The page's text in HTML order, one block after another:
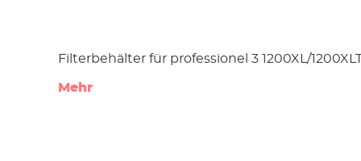
Filterbehälter für professionel 3 1200XL/
Mehr